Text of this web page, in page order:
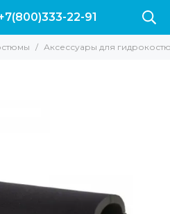
22-91
Аксессуары для